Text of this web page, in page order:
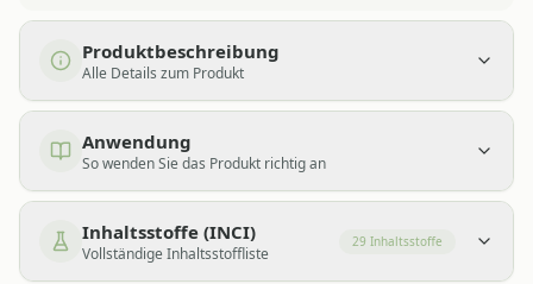
Produktbeschreibung
Alle Details zum Produkt
Anwendung
So wenden Sie das Produkt richtig an
Inhaltsstoffe (INCI)
Vollständige Inhaltsstoffliste
29 Inhaltsstoffe